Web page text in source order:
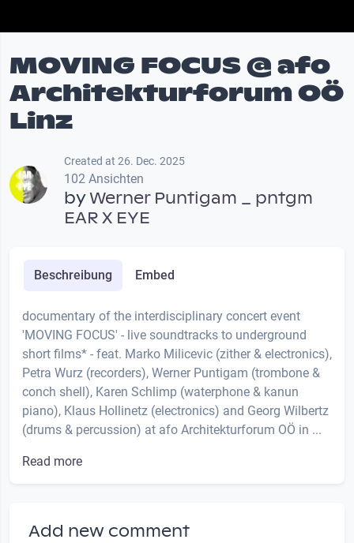
MOVING FOCUS @ afo
Architekturforum OÖ
Linz
Created at 26. Dec. 2025
102 Ansichten
byWerner Puntigam _ pntgm
EAR X EYE
Beschreibung Embed
documentary of the interdisciplinary concert event
'MOVING FOCUS' - live soundtracks to underground
short films* - feat. Marko Milicevic (zither & electronics),
Petra Wurz (recorders), Werner Puntigam (trombone &
conch shell), Karen Schlimp (waterphone & kanun
piano), Klaus Hollinetz (electronics) and Georg Wilbertz
(drums & percussion) at afo Architekturforum OÖ in ...
Read more
Add new comment